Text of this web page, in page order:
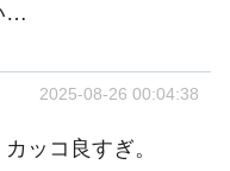
…
2025-08-26 00:04:38
ッコ良すぎ。